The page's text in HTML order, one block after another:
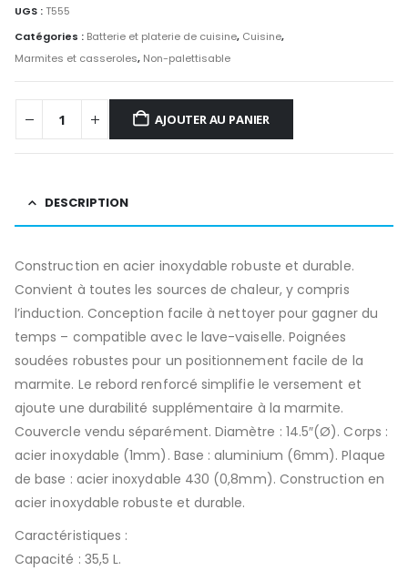
UGS :T555
Catégories : Batterie et platerie de cuisine, Cuisine,
Marmites et casseroles, Non-palettisable
AJOUTER AU PANIER
DESCRIPTION
Construction en acier inoxydable robuste et durable.
Convient à toutes les sources de chaleur, y compris
l’induction. Conception facile à nettoyer pour gagner du
temps – compatible avec le lave-vaiselle. Poignées
soudées robustes pour un positionnement facile de la
marmite. Le rebord renforcé simplifie le versement et
ajoute une durabilité supplémentaire à la marmite.
Couvercle vendu séparément. Diamètre : 14.5″(Ø). Corps :
acier inoxydable (1mm). Base : aluminium (6mm). Plaque
de base : acier inoxydable 430 (0,8mm). Construction en
acier inoxydable robuste et durable.
Caractéristiques :
Capacité : 35,5 L.